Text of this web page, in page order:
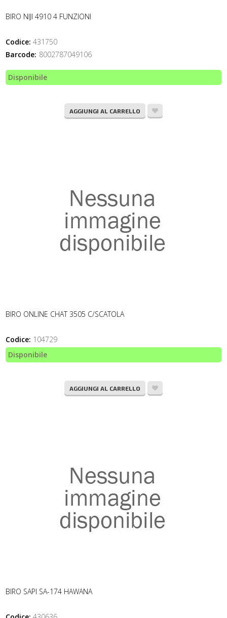
BIRO NIJI 4910 4 FUNZIONI
Codice: 431750
Barcode: 8002787049106
Disponibile
AGGIUNGI AL CARRELLO
BIRO ONLINE CHAT 3505 C/SCATOLA
Codice: 104729
Disponibile
AGGIUNGI AL CARRELLO
BIRO SAPI SA-174 HAWANA